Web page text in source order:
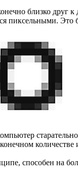
близко
Это
способен на